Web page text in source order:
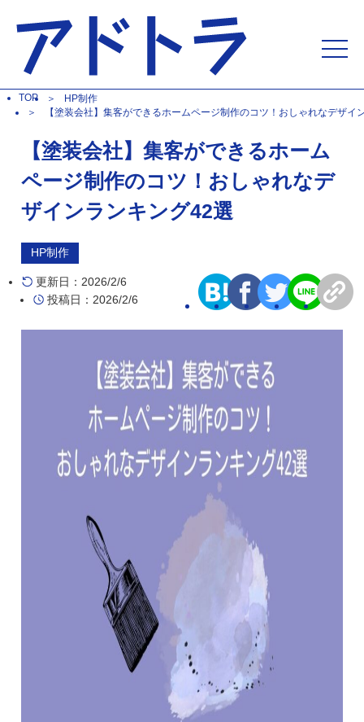
TOP
HP制作
【塗装会社】集客ができるホームページ制作のコツ！おしゃれなデザイ
【塗装会社】集客ができるホーム
ページ制作のコツ！おしゃれなデ
ザインランキング42選
HP制作
更新日：2026/2/6
投稿日：2026/2/6